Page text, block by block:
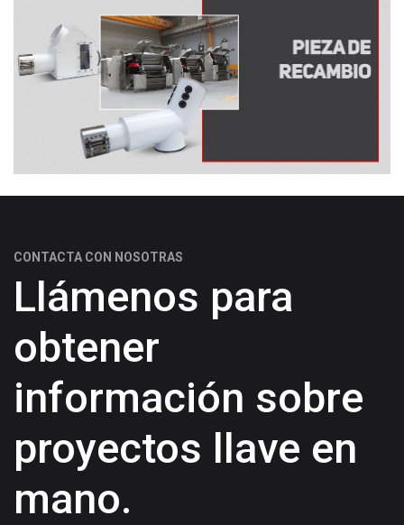
CONTACTA CON NOSOTRAS
Llámenos para
obtener
información sobre
proyectos llave en
mano.